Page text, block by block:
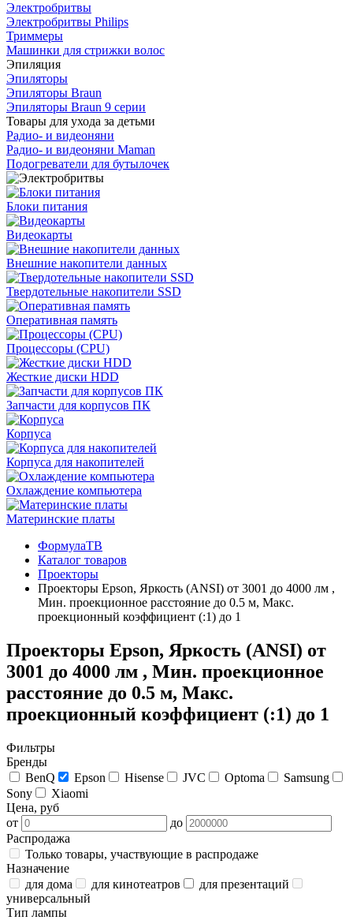
Электробритвы
Электробритвы Philips
Триммеры
Машинки для стрижки волос
Эпиляция
Эпиляторы
Эпиляторы Braun
Эпиляторы Braun 9 серии
Товары для ухода за детьми
Радио- и видеоняни
Радио- и видеоняни Maman
Подогреватели для бутылочек
Блоки питания
Видеокарты
Внешние накопители данных
Твердотельные накопители SSD
Оперативная память
Процессоры (CPU)
Жесткие диски HDD
Запчасти для корпусов ПК
Корпуса
Корпуса для накопителей
Охлаждение компьютера
Материнские платы
ФормулаТВ
Каталог товаров
Проекторы
Проекторы Epson, Яркость (ANSI) от 3001 до 4000 лм ,
Мин. проекционное расстояние до 0.5 м, Макс.
проекционный коэффициент (:1) до 1
Проекторы Epson, Яркость (ANSI) от
3001 до 4000 лм , Мин. проекционное
расстояние до 0.5 м, Макс.
проекционный коэффициент (:1) до 1
Фильтры
Бренды
BenQ
Epson Hisense JVC Optoma
Samsung
Sony
Xiaomi
Цена, руб
от
до
Распродажа
Только товары, участвующие в распродаже
Назначение
для дома
для кинотеатров
для презентаций
универсальный
Тип лампы